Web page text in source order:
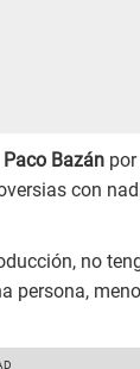
Paco Bazán
con
no
persona,